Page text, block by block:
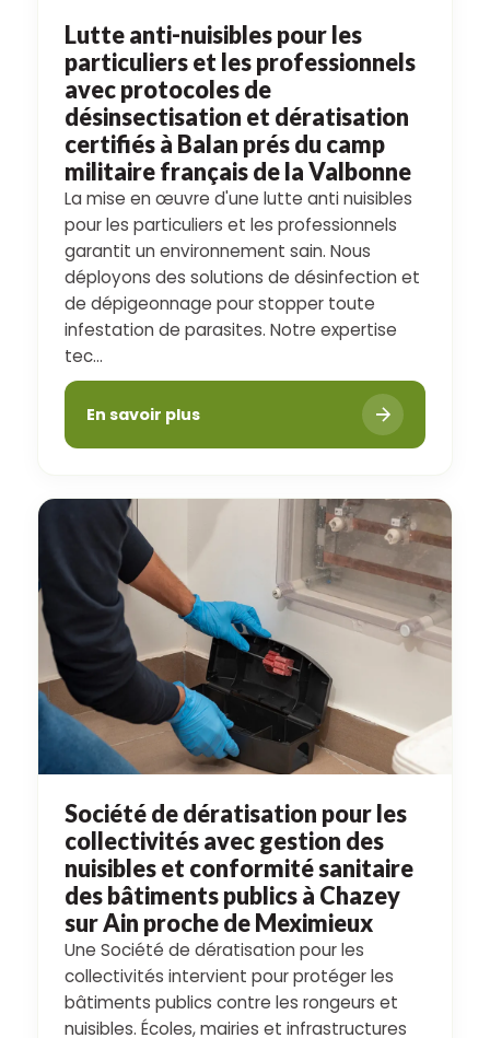
Lutte anti-nuisibles pour les
particuliers et les professionnels
avec protocoles de
désinsectisation et dératisation
certifiés à Balan prés du camp
militaire français de la Valbonne
La mise en œuvre d'une lutte anti nuisibles
pour les particuliers et les professionnels
garantit un environnement sain. Nous
déployons des solutions de désinfection et
de dépigeonnage pour stopper toute
infestation de parasites. Notre expertise
tec...
En savoir plus
Société de dératisation pour les
collectivités avec gestion des
nuisibles et conformité sanitaire
des bâtiments publics à Chazey
sur Ain proche de Meximieux
Une Société de dératisation pour les
collectivités intervient pour protéger les
bâtiments publics contre les rongeurs et
nuisibles. Écoles, mairies et infrastructures